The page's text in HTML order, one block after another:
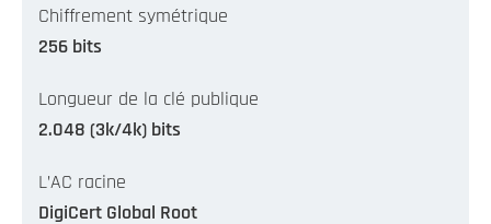
Chiffrement symétrique
256 bits
Longueur de la clé publique
2.048 (3k/4k) bits
L’AC racine
DigiCert Global Root